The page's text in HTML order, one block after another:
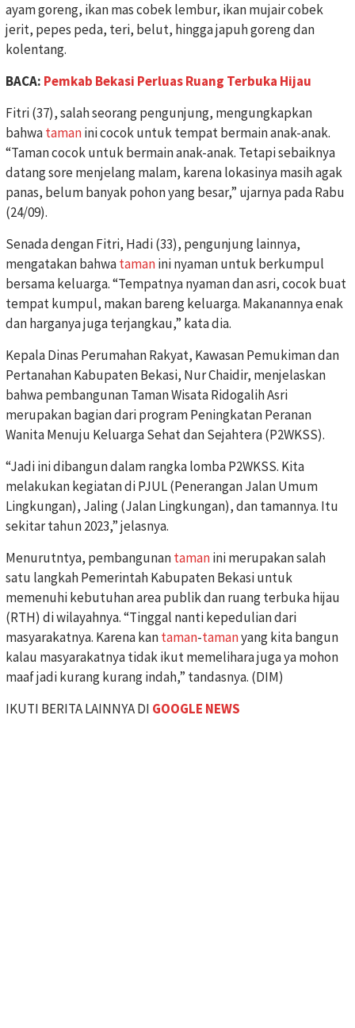
ayam goreng, ikan mas cobek lembur, ikan mujair cobek
jerit, pepes peda, teri, belut, hingga japuh goreng dan
kolentang.
BACA: Pemkab Bekasi Perluas Ruang Terbuka Hijau
Fitri (37), salah seorang pengunjung, mengungkapkan
bahwatamanini cocok untuk tempat bermain anak-anak.
“Taman cocok untuk bermain anak-anak. Tetapi sebaiknya
datang sore menjelang malam, karena lokasinya masih agak
panas, belum banyak pohon yang besar,” ujarnya pada Rabu
(24/09).
Senada dengan Fitri, Hadi (33), pengunjung lainnya,
mengatakan bahwatamanini nyaman untuk berkumpul
bersama keluarga. “Tempatnya nyaman dan asri, cocok buat
tempat kumpul, makan bareng keluarga. Makanannya enak
dan harganya juga terjangkau,” kata dia.
Kepala Dinas Perumahan Rakyat, Kawasan Pemukiman dan
Pertanahan Kabupaten Bekasi, Nur Chaidir, menjelaskan
bahwa pembangunan Taman Wisata Ridogalih Asri
merupakan bagian dari program Peningkatan Peranan
Wanita Menuju Keluarga Sehat dan Sejahtera (P2WKSS).
“Jadi ini dibangun dalam rangka lomba P2WKSS. Kita
melakukan kegiatan di PJUL (Penerangan Jalan Umum
Lingkungan), Jaling (Jalan Lingkungan), dan tamannya. Itu
sekitar tahun 2023,” jelasnya.
Menurutntya, pembangunantamanini merupakan salah
satu langkah Pemerintah Kabupaten Bekasi untuk
memenuhi kebutuhan area publik dan ruang terbuka hijau
(RTH) di wilayahnya. “Tinggal nanti kepedulian dari
masyarakatnya. Karena kantaman-tamanyang kita bangun
kalau masyarakatnya tidak ikut memelihara juga ya mohon
maaf jadi kurang kurang indah,” tandasnya. (DIM)
IKUTI BERITA LAINNYA DI GOOGLE NEWS